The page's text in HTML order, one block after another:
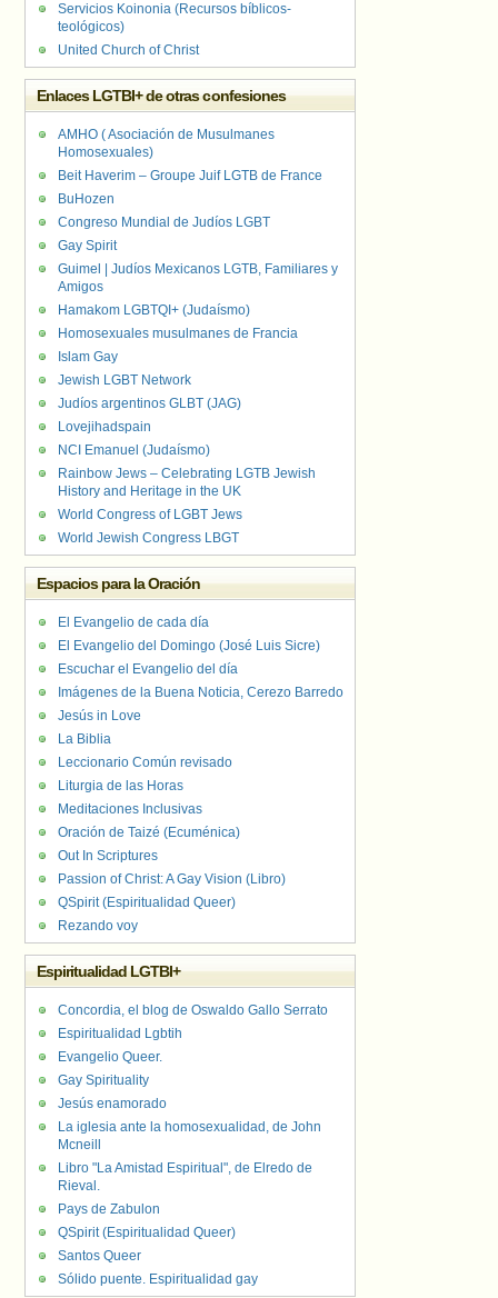
Servicios Koinonia (Recursos bíblicos-
teológicos)
United Church of Christ
Enlaces LGTBI+ de otras confesiones
AMHO ( Asociación de Musulmanes
Homosexuales)
Beit Haverim – Groupe Juif LGTB de France
BuHozen
Congreso Mundial de Judíos LGBT
Gay Spirit
Guimel | Judíos Mexicanos LGTB, Familiares y
Amigos
Hamakom LGBTQI+ (Judaísmo)
Homosexuales musulmanes de Francia
Islam Gay
Jewish LGBT Network
Judíos argentinos GLBT (JAG)
Lovejihadspain
NCI Emanuel (Judaísmo)
Rainbow Jews – Celebrating LGTB Jewish
History and Heritage in the UK
World Congress of LGBT Jews
World Jewish Congress LBGT
Espacios para la Oración
El Evangelio de cada día
El Evangelio del Domingo (José Luis Sicre)
Escuchar el Evangelio del día
Imágenes de la Buena Noticia, Cerezo Barredo
Jesús in Love
La Biblia
Leccionario Común revisado
Liturgia de las Horas
Meditaciones Inclusivas
Oración de Taizé (Ecuménica)
Out In Scriptures
Passion of Christ: A Gay Vision (Libro)
QSpirit (Espiritualidad Queer)
Rezando voy
Espiritualidad LGTBI+
Concordia, el blog de Oswaldo Gallo Serrato
Espiritualidad Lgbtih
Evangelio Queer.
Gay Spirituality
Jesús enamorado
La iglesia ante la homosexualidad, de John
Mcneill
Libro "La Amistad Espiritual", de Elredo de
Rieval.
Pays de Zabulon
QSpirit (Espiritualidad Queer)
Santos Queer
Sólido puente. Espiritualidad gay